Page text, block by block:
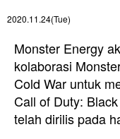
2020.11.24(Tue)
Monster Energy
kolaborasi
Cold War untuk
Call of Duty:
telah dirilis pada